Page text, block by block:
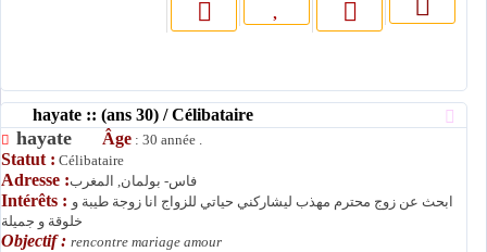
hayate :: (ans 30) / Célibataire
hayate Âge : 30 année .
Statut : Célibataire
Adresse :فاس- بولمان, المغرب
Intérêts : ابحث عن زوج محترم مهذب ليشاركني حياتي للزواج انا زوجة طيبة و
خلوقة و جميلة
Objectif : rencontre mariage amour